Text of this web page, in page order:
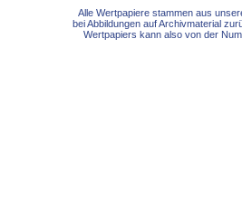
Alle Wertpapiere stammen aus
bei Abbildungen auf Archivmaterial
Wertpapiers kann also von der